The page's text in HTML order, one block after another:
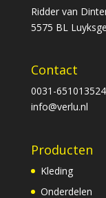
Ridder van
5575 BL
Contact
0031-651013524
info@verlu.nl
Producten
Kleding
Onderdelen